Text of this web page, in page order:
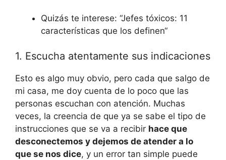
Quizás te interese: “Jefes tóxicos: 11
características que los definen“
1. Escucha atentamente sus indicaciones
Esto es algo muy obvio, pero cada que salgo de
mi casa, me doy cuenta de lo poco que las
personas escuchan con atención. Muchas
veces, la creencia de que ya se sabe el tipo de
instrucciones que se va a recibir hace que
desconectemos y dejemos de atender a lo
que se nos dice, y un error tan simple puede